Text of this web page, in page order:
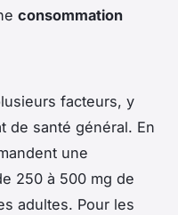
consommation
facteurs, y
de santé général. En
une
250 à 500 mg de
adultes. Pour les